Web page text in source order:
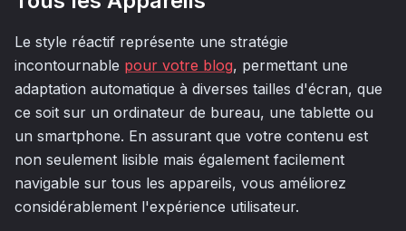
Le style réactif représente une stratégie
incontournable pour votre blog, permettant une
adaptation automatique à diverses tailles d'écran, que
ce soit sur un ordinateur de bureau, une tablette ou
un smartphone. En assurant que votre contenu est
non seulement lisible mais également facilement
navigable sur tous les appareils, vous améliorez
considérablement l'expérience utilisateur.